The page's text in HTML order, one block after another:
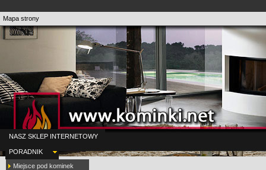
Mapa strony
NASZ SKLEP INTERNETOWY
PORADNIK
Miejsce pod kominek